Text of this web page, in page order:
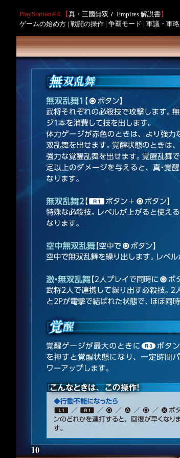
PlayStation®4 【真・三國無双７ Empires 解説書】
ゲームの始め方 | 戦闘の操作 | 争覇モード | 軍議・軍略